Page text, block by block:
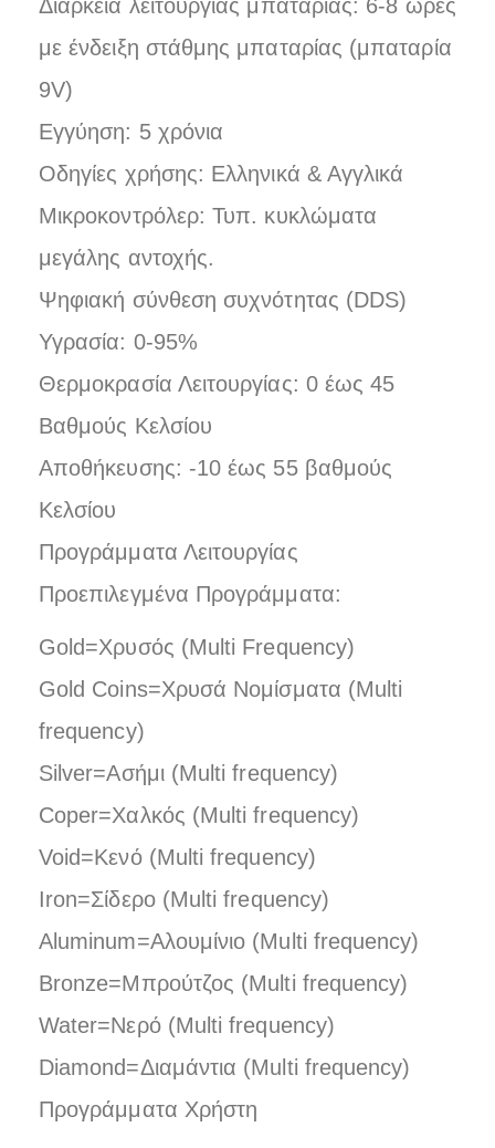
Διάρκεια λειτουργίας μπαταρίας: 6-8 ώρες
με ένδειξη στάθμης μπαταρίας (μπαταρία
9V)
Εγγύηση: 5 χρόνια
Οδηγίες χρήσης: Ελληνικά & Αγγλικά
Μικροκοντρόλερ: Τυπ. κυκλώματα
μεγάλης αντοχής.
Ψηφιακή σύνθεση συχνότητας (DDS)
Υγρασία: 0-95%
Θερμοκρασία Λειτουργίας: 0 έως 45
Βαθμούς Κελσίου
Αποθήκευσης: -10 έως 55 βαθμούς
Kελσίου
Προγράμματα Λειτουργίας
Προεπιλεγμένα Προγράμματα:
Gold=Χρυσός (Multi Frequency)
Gold Coins=Χρυσά Νομίσματα (Multi
frequency)
Silver=Ασήμι (Multi frequency)
Coper=Χαλκός (Multi frequency)
Void=Κενό (Multi frequency)
Iron=Σίδερο (Multi frequency)
Aluminum=Αλουμίνιο (Multi frequency)
Bronze=Μπρούτζος (Multi frequency)
Water=Νερό (Multi frequency)
Diamond=Διαμάντια (Multi frequency)
Προγράμματα Χρήστη